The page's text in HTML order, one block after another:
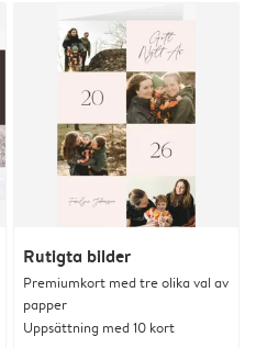
Rutigta bilder
Premiumkort med tre olika val av
papper
Uppsättning med 10 kort